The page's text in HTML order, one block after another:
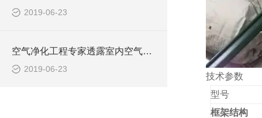
2019-06-23
空气净化工程专家透露室内空气污染的几大因素
2019-06-23
技术参数
型号
框架结构